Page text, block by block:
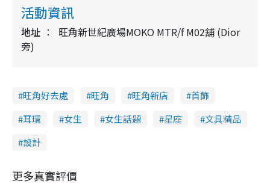
活動資訊
地址
旺角新世紀廣場MOKO MTR/f M02舖 (Dior
旁)
旺角好去處 旺角 旺角新店
首飾
耳環
女生 女生話題 星座
文具精品
設計
更多真實評價